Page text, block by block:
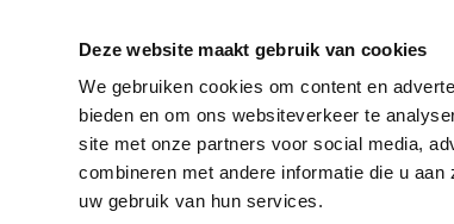
Deze website maakt gebruik van cookies
We gebruiken cookies om content en
bieden en om ons websiteverkeer te
site met onze partners voor social media,
combineren met andere informatie die u
uw gebruik van hun services.
BNI Kempen en Arr.
Mechelen